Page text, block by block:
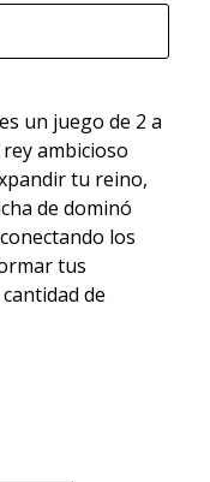
un juego de 2 a
ambicioso
tu reino,
de dominó
los
tus
de